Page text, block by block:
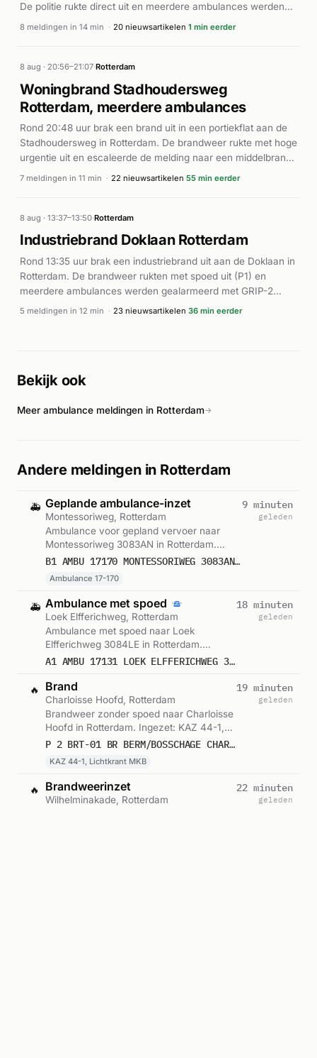
De politie rukte direct uit en meerdere ambulances werden
ingezet. Volgens AD.nl was er sprake van een reanimatie op
een lifeliner (traumahelikopter) gealarmeerd. Het exacte
aantal betrokkenen en hun toestand zijn niet nader bekend.
8 meldingen in 14 min · 20 nieuwsartikelen 1 min eerder
8 aug · 20:56–21:07·Rotterdam
Woningbrand Stadhoudersweg
Rotterdam, meerdere ambulances
Rond 20:48 uur brak een brand uit in een portiekflat aan de
Stadhoudersweg in Rotterdam. De brandweer rukte met hoge
urgentie uit en escaleerde de melding naar een middelbrand.
Volgens Hardnieuws en 112 in Beeld ontstond de brand in een
brandweereenheden actief. Vrijwel gelijktijdig werden drie
ambulances gealarmeerd naar verschillende adressen in
Rotterdam (Statenweg en Weena), mogelijk als gevolg van
het incident of verwante noodgevallen in de buurt.
7 meldingen in 11 min · 22 nieuwsartikelen 55 min eerder
8 aug · 13:37–13:50·Rotterdam
Industriebrand Doklaan Rotterdam
Rond 13:35 uur brak een industriebrand uit aan de Doklaan in
Rotterdam. De brandweer rukten met spoed uit (P1) en
meerdere ambulances werden gealarmeerd met GRIP-2
status. Het incident veroorzaakte een forse rookontwikkeling
bekendgemaakt.
5 meldingen in 12 min · 23 nieuwsartikelen 36 min eerder
Bekijk ook
Meer ambulance meldingen in Rotterdam→
Andere meldingen in Rotterdam
🚑 Geplande ambulance-inzet
Montessoriweg, Rotterdam
Ambulance voor gepland vervoer naar
Montessoriweg 3083AN in Rotterdam.
Ingezet: Ambulance 17-170. Gemeld om
B1 AMBU 17170 MONTESSORIWEG 3083AN ROTTERDAM ROTTDM BON 123384
Ambulance 17-170
9 minuten
geleden
🚑 Ambulance met spoed
Loek Elfferichweg, Rotterdam
Ambulance met spoed naar Loek
Elfferichweg 3084LE in Rotterdam.
Ingezet: Ambulance. Gemeld om 17:18.
A1 AMBU 17131 LOEK ELFFERICHWEG 3084LE ROTTERDAM ROTTDM BON 123382
18 minuten
geleden
🔥 Brand
Charloisse Hoofd, Rotterdam
Brandweer zonder spoed naar Charloisse
Hoofd in Rotterdam. Ingezet: KAZ 44-1,
Lichtkrant MKB. Gemeld om 17:17.
P 2 BRT-01 BR BERM/BOSSCHAGE CHARLOISSE HOOFD ROTTERDAM 173431
KAZ 44-1, Lichtkrant MKB
19 minuten
geleden
🔥 Brandweerinzet
Wilhelminakade, Rotterdam
22 minuten
geleden